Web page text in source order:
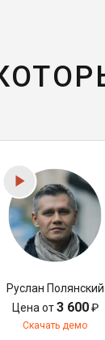
Руслан Полянский
Цена от3 600₽
Скачать демо